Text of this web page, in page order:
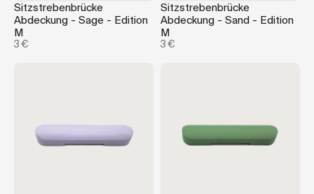
Sitzstrebenbrücke
Abdeckung - Sage - Edition
M
3 €
Sitzstrebenbrücke
Abdeckung - Sand - Edition
M
3 €